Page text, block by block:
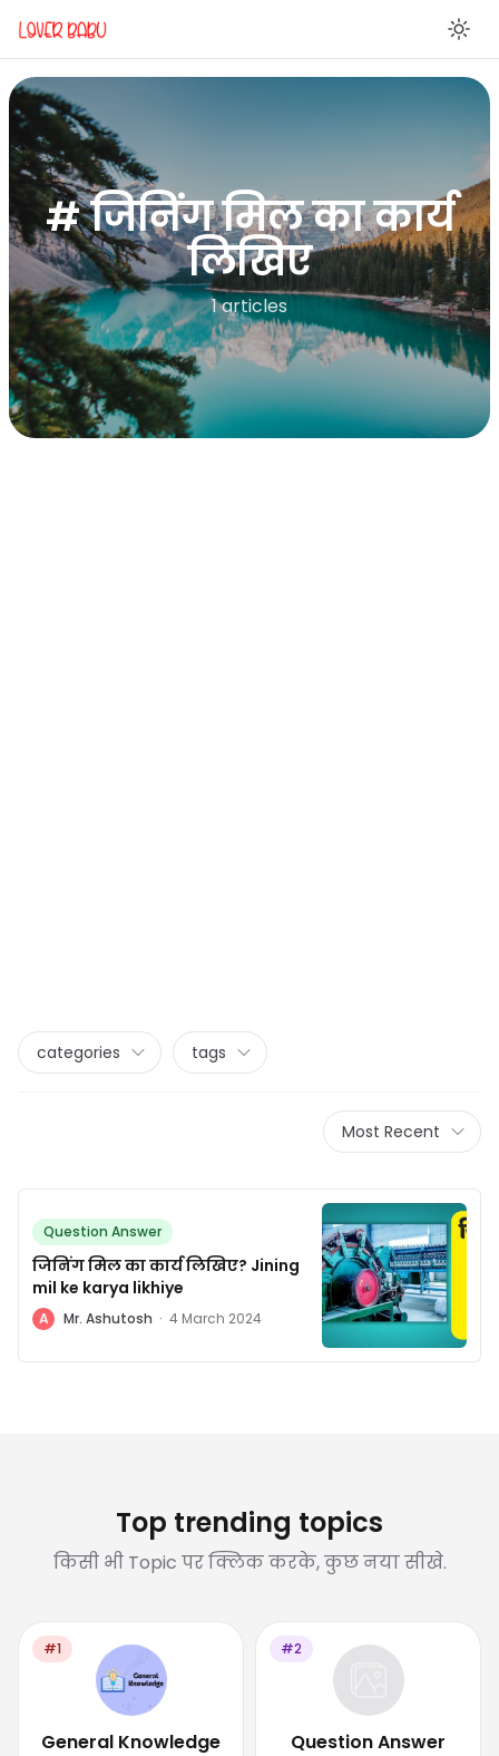
# जिनिंग मिल का कार्य
लिखिए
1 articles
categories tags
Most Recent
Question Answer
जिनिंग मिल का कार्य लिखिए? Jining
mil ke karya likhiye
A Mr. Ashutosh · 4 March 2024
Top trending topics
किसी भी Topic पर क्लिक करके, कुछ नया सीखे.
#1
General Knowledge
#2
Question Answer